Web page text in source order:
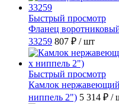
Быстрый просмотр
Фланец
33259 807 ₽ / шт
Быстрый просмотр
Камлок
ниппель 2") 5 314 ₽ /